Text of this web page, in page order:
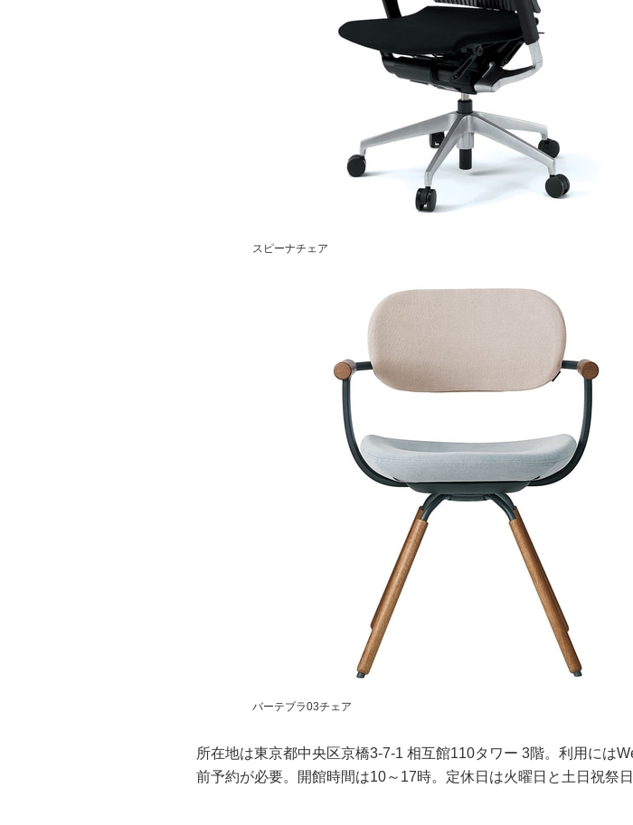
スピーナチェア
バーテブラ03チェア
所在地は東京都中央区京橋3-7-1 相互館110タワー 3階。利用には
前予約が必要。開館時間は10～17時。定休日は火曜日と土日祝祭日